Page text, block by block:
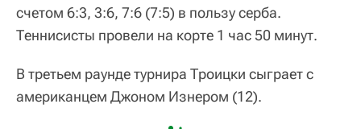
счетом 6:3, 3:6, 7:6 (7:5) в пользу серба.
Теннисисты провели на корте 1 час 50 минут.
В третьем раунде турнира Троицки сыграет с
американцем Джоном Изнером (12).